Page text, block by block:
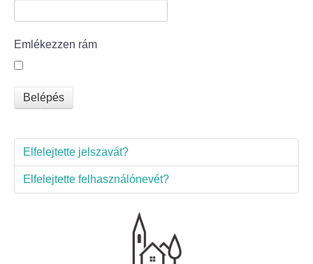
Mi újság Bölcskén?
Értéktár bizottság
Látnivalók
Szállások
Református Egyház
Emlékezzen rám
Belépés
Elfelejtette jelszavát?
Elfelejtette felhasználónevét?